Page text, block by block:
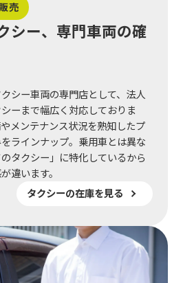
売
シー、専門車両の確
シー車両の専門店として、法人
ーまで幅広く対応しておりま
メンテナンス状況を熟知したプ
ラインナップ。乗用車とは異な
タクシー」に特化しているから
違います。
タクシーの在庫を見る